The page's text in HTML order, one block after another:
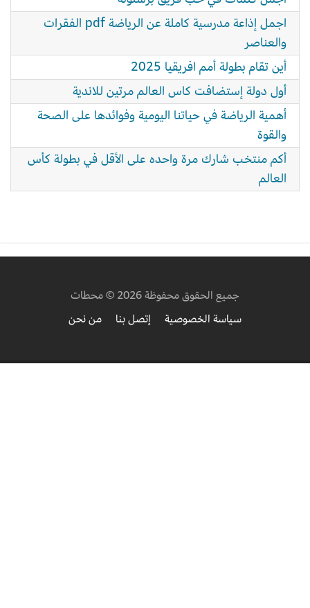
اجمل إذاعة مدرسية كاملة عن الرياضة pdf الفقرات
والعناصر
أين تقام بطولة أمم افريقيا 2025
أول دولة إستضافت كاس العالم مرتين للاندية
أهمية الرياضة في حياتنا اليومية وفوائدها على الصحة
والقوة
أكم منتخب شارك مرة واحده على الأقل في بطولة كأس
العالم
جميع الحقوق محفوظة 2026 © محطات
سياسة الخصوصية
إتصل بنا من نحن